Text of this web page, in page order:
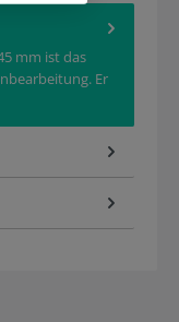
mm ist das
Er